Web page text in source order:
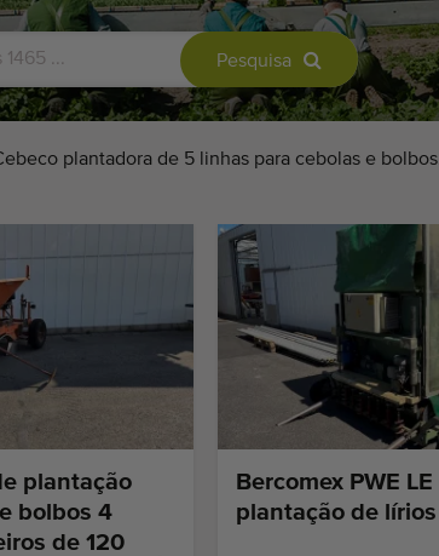
Pesquisa
plantadora de 5 linhas para cebolas e
plantação
bolbos 4
de 120
Bercomex PWE
plantação de lírios